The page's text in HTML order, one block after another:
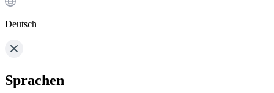
Deutsch
Sprachen